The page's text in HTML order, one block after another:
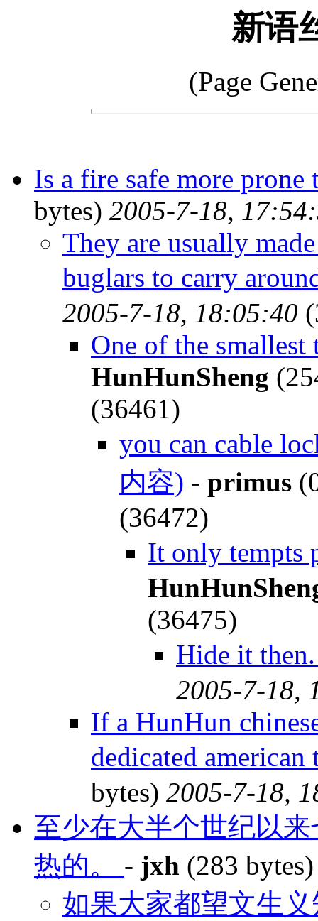
新语
(Page
Is a fire safe more
bytes) 2005-7-18,
They are usually
buglars to carry
2005-7-18, 18:05:40
One of the
HunHunSheng
(36461)
you can cable
内容) - primus
(36472)
It only tempts
(36475)
Hide it
2005-7-18,
If a HunHun
dedicated
bytes) 2005-7-18,
至少在大半个世纪以
热的。 - jxh (283
如果大家都望文生